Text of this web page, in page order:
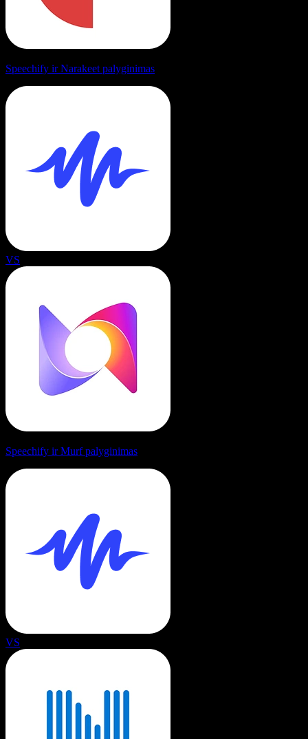
Speechify ir Narakeet palyginimas
VS
Speechify ir Murf palyginimas
VS